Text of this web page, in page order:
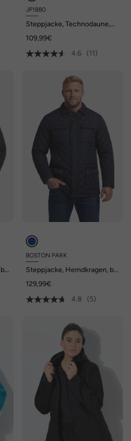
JP1880
Steppjacke, Technodaune,
109,99€
4.6
(11)
BOSTON PARK
Steppjacke, Hemdkragen, bis
129,99€
4.8
(5)